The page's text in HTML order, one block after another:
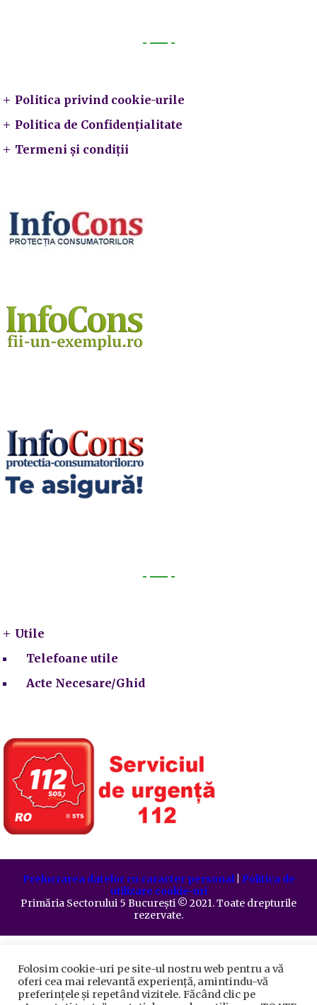
Politica privind cookie-urile
Politica de Confidențialitate
Termeni și condiții
Utile
Telefoane utile
Acte Necesare/Ghid
Prelucrarea datelor cu caracter personal| Politica de
utilizare cookie-uri
Primăria Sectorului 5 București ©️ 2021. Toate drepturile
rezervate.
Folosim cookie-uri pe site-ul nostru web pentru a vă
oferi cea mai relevantă experiență, amintindu-vă
preferințele și repetând vizitele. Făcând clic pe